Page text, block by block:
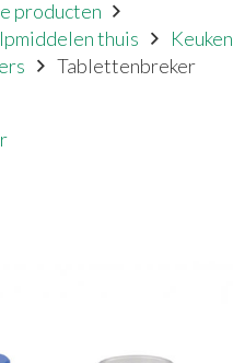
producten
thuis
Keuken
Tablettenbreker